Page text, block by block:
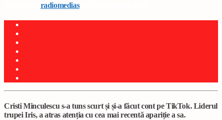
radiomediason 25 octombrie 2022
Cristi Minculescu s-a tuns scurt și și-a făcut cont pe TikTok. Liderul
trupei Iris, a atras atenția cu cea mai recentă apariție a sa.